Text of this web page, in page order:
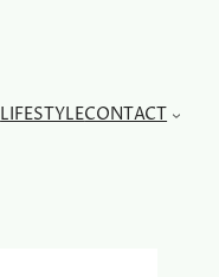
LIFESTYLECONTACT